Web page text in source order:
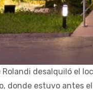
desalquiló el
donde estuvo antes